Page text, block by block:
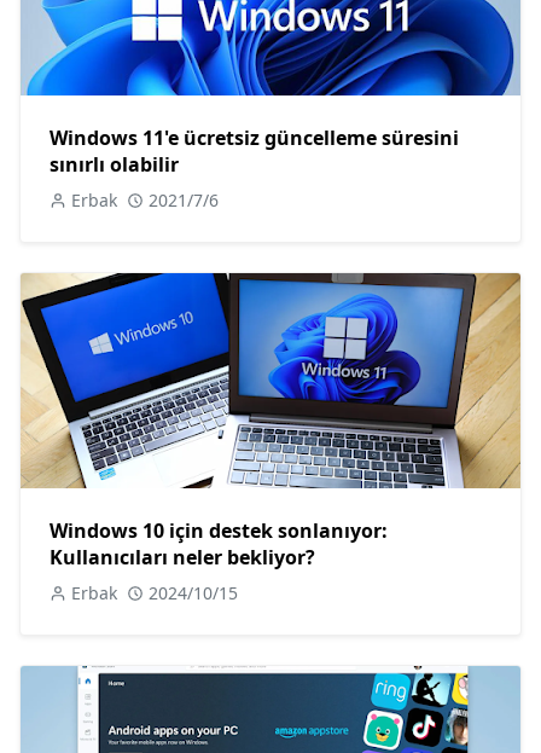
Windows 11'e ücretsiz güncelleme süresini
sınırlı olabilir
Erbak 2021/7/6
Windows 10 için destek sonlanıyor:
Kullanıcıları neler bekliyor?
Erbak 2024/10/15